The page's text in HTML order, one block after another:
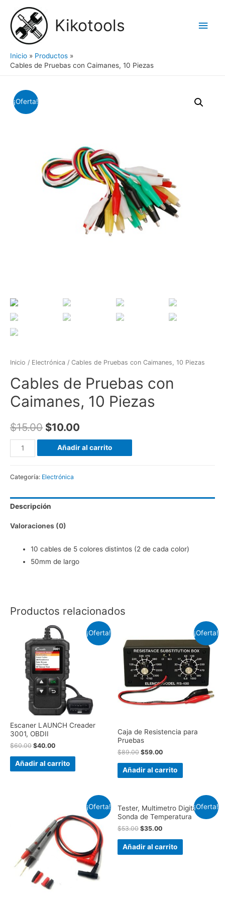
contenido
Kikotools
Inicio
Productos
Cables de Pruebas con Caimanes, 10 Piezas
¡Oferta!
Inicio / Electrónica / Cables de Pruebas con Caimanes, 10 Piezas
Cables de Pruebas con
Caimanes, 10 Piezas
$15.00 $10.00
Cables
de
10
Añadir al carrito
Categoría: Electrónica
Descripción
Valoraciones (0)
10 cables de 5 colores distintos (2 de cada color)
50mm de largo
Productos relacionados
¡Oferta!
Escaner LAUNCH Creader
3001, OBDII
$60.00 $40.00
Añadir al carrito
¡Oferta!
Caja de Resistencia para
Pruebas
$89.00 $59.00
Añadir al carrito
¡Oferta! ¡Oferta!
Tester, Multimetro Digital con
Sonda de Temperatura
$53.00 $35.00
Añadir al carrito